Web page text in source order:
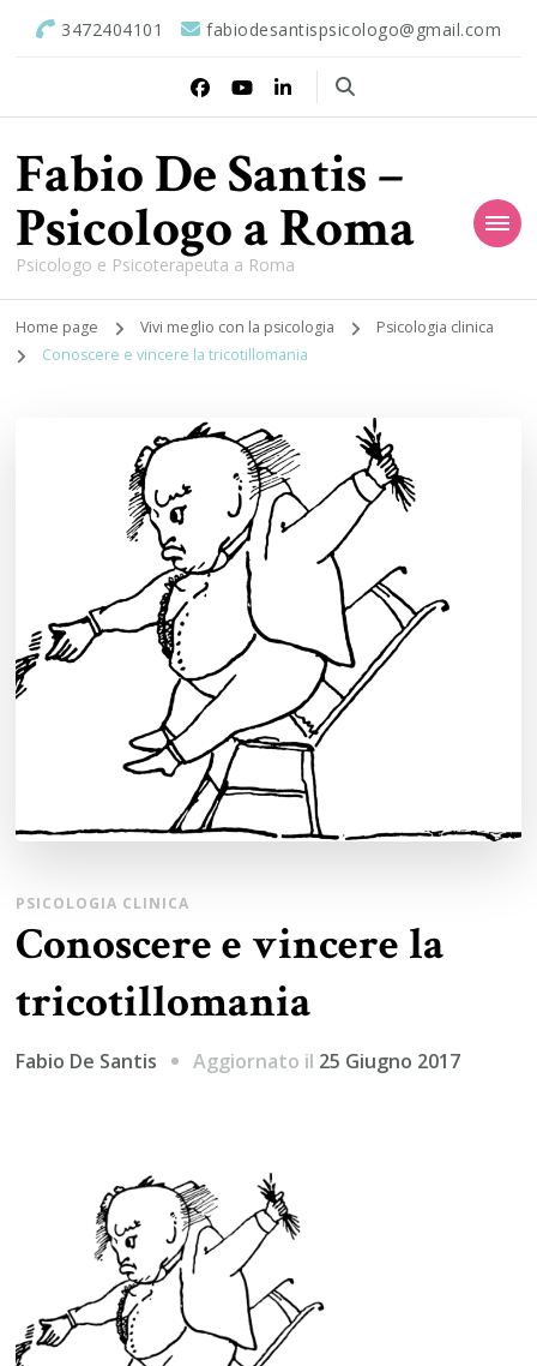
3472404101 fabiodesantispsicologo@gmail.com
Fabio De Santis –
Psicologo a Roma
Psicologo e Psicoterapeuta a Roma
Home page Vivi meglio con la psicologia
Psicologia clinica
Conoscere e vincere la tricotillomania
PSICOLOGIA CLINICA
Conoscere e vincere la
tricotillomania
Fabio De Santis Aggiornato il 25 Giugno 2017